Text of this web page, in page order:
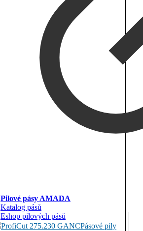
Pilové pásy AMADA
Katalog pásů
Eshop pilových pásů
Pásové pily